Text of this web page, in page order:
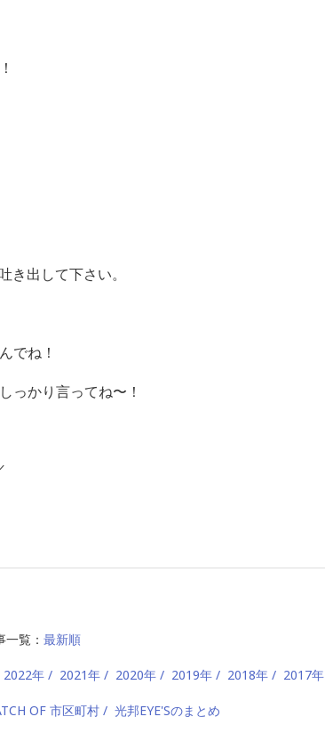
出して下さい。
でね！
っかり言ってね〜！
一覧： 最新順
2022年 2021年 2020年 2019年 2018年 2017年
OF 市区町村 光邦EYE'Sのまとめ